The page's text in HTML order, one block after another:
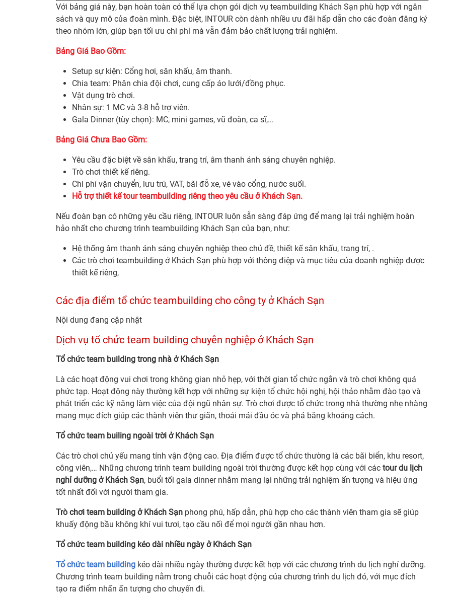
Với bảng giá này, bạn hoàn toàn có thể lựa chọn gói dịch vụ teambuilding Khách Sạn phù hợp với ngân
sách và quy mô của đoàn mình. Đặc biệt, INTOUR còn dành nhiều ưu đãi hấp dẫn cho các đoàn đăng ký
theo nhóm lớn, giúp bạn tối ưu chi phí mà vẫn đảm bảo chất lượng trải nghiệm.
Bảng Giá Bao Gồm:
Setup sự kiện: Cổng hơi, sân khấu, âm thanh.
Chia team: Phân chia đội chơi, cung cấp áo lưới/đồng phục.
Vật dụng trò chơi.
Nhân sự: 1 MC và 3-8 hỗ trợ viên.
Gala Dinner (tùy chọn): MC, mini games, vũ đoàn, ca sĩ,...
Bảng Giá Chưa Bao Gồm:
Yêu cầu đặc biệt về sân khấu, trang trí, âm thanh ánh sáng chuyên nghiệp.
Trò chơi thiết kế riêng.
Chi phí vận chuyển, lưu trú, VAT, bãi đỗ xe, vé vào cổng, nước suối.
Hỗ trợ thiết kế tour teambuilding riêng theo yêu cầu ở Khách Sạn.
Nếu đoàn bạn có những yêu cầu riêng, INTOUR luôn sẵn sàng đáp ứng để mang lại trải nghiệm hoàn
hảo nhất cho chương trình teambuilding Khách Sạn của bạn, như:
Hệ thống âm thanh ánh sáng chuyên nghiệp theo chủ đề, thiết kế sân khấu, trang trí, .
Các trò chơi teambuilding ở Khách Sạn phù hợp với thông điệp và mục tiêu của doanh nghiệp được
thiết kế riêng,
Các địa điểm tổ chức teambuilding cho công ty ở Khách Sạn
Nội dung đang cập nhật
Dịch vụ tổ chức team building chuyên nghiệp ở Khách Sạn
Tổ chức team building trong nhà ở Khách Sạn
Là các hoạt động vui chơi trong không gian nhỏ hẹp, với thời gian tổ chức ngắn và trò chơi không quá
phức tạp. Hoạt động này thường kết hợp với những sự kiện tổ chức hội nghị, hội thảo nhằm đào tạo và
phát triển các kỹ năng làm việc của đội ngũ nhân sự. Trò chơi được tổ chức trong nhà thường nhẹ nhàng
mang mục đích giúp các thành viên thư giãn, thoải mái đầu óc và phá băng khoảng cách.
Tổ chức team builing ngoài trời ở Khách Sạn
Các trò chơi chủ yếu mang tính vận động cao. Địa điểm được tổ chức thường là các bãi biển, khu resort,
công viên,… Những chương trình team building ngoài trời thường được kết hợp cùng với các tour du lịch
nghỉ dưỡng ở Khách Sạn, buổi tối gala dinner nhằm mang lại những trải nghiệm ấn tượng và hiệu ứng
tốt nhất đối với người tham gia.
Trò chơi team building ở Khách Sạn phong phú, hấp dẫn, phù hợp cho các thành viên tham gia sẽ giúp
khuấy động bầu không khí vui tươi, tạo cầu nối để mọi người gần nhau hơn.
Tổ chức team building kéo dài nhiều ngày ở Khách Sạn
Tổ chức team building kéo dài nhiều ngày thường được kết hợp với các chương trình du lịch nghỉ dưỡng.
Chương trình team building nằm trong chuỗi các hoạt động của chương trình du lịch đó, với mục đích
tạo ra điểm nhấn ấn tượng cho chuyến đi.